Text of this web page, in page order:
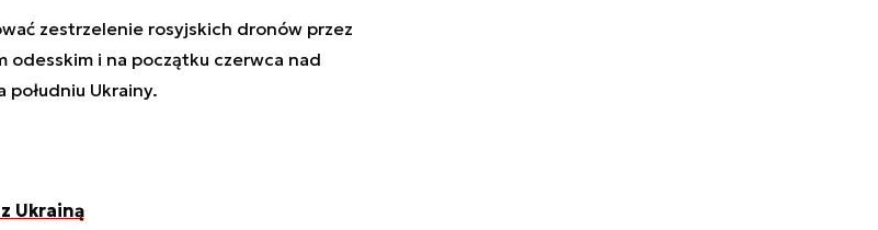
zestrzelenie rosyjskich dronów przez
i na początku czerwca nad
południu Ukrainy.
Ukrainą